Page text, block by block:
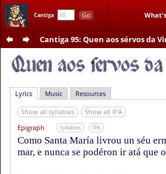
Cantiga Go
Cantiga 95: Quen aos sérvos da
Lyrics Music Resources
Show all syllables
Show all IPA
Epigraph
Syllables IPA
Como Santa María livrou un séu
mar, e nunca se podéron ir atá que